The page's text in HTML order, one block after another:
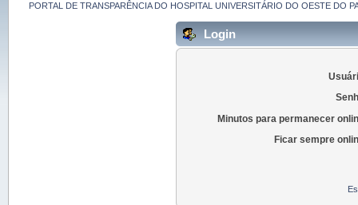
PORTAL DE TRANSPARÊNCIA DO HOSPITAL UNIVERSITÁRIO DO OESTE DO
Login
Minutos para permanecer
Ficar sempre